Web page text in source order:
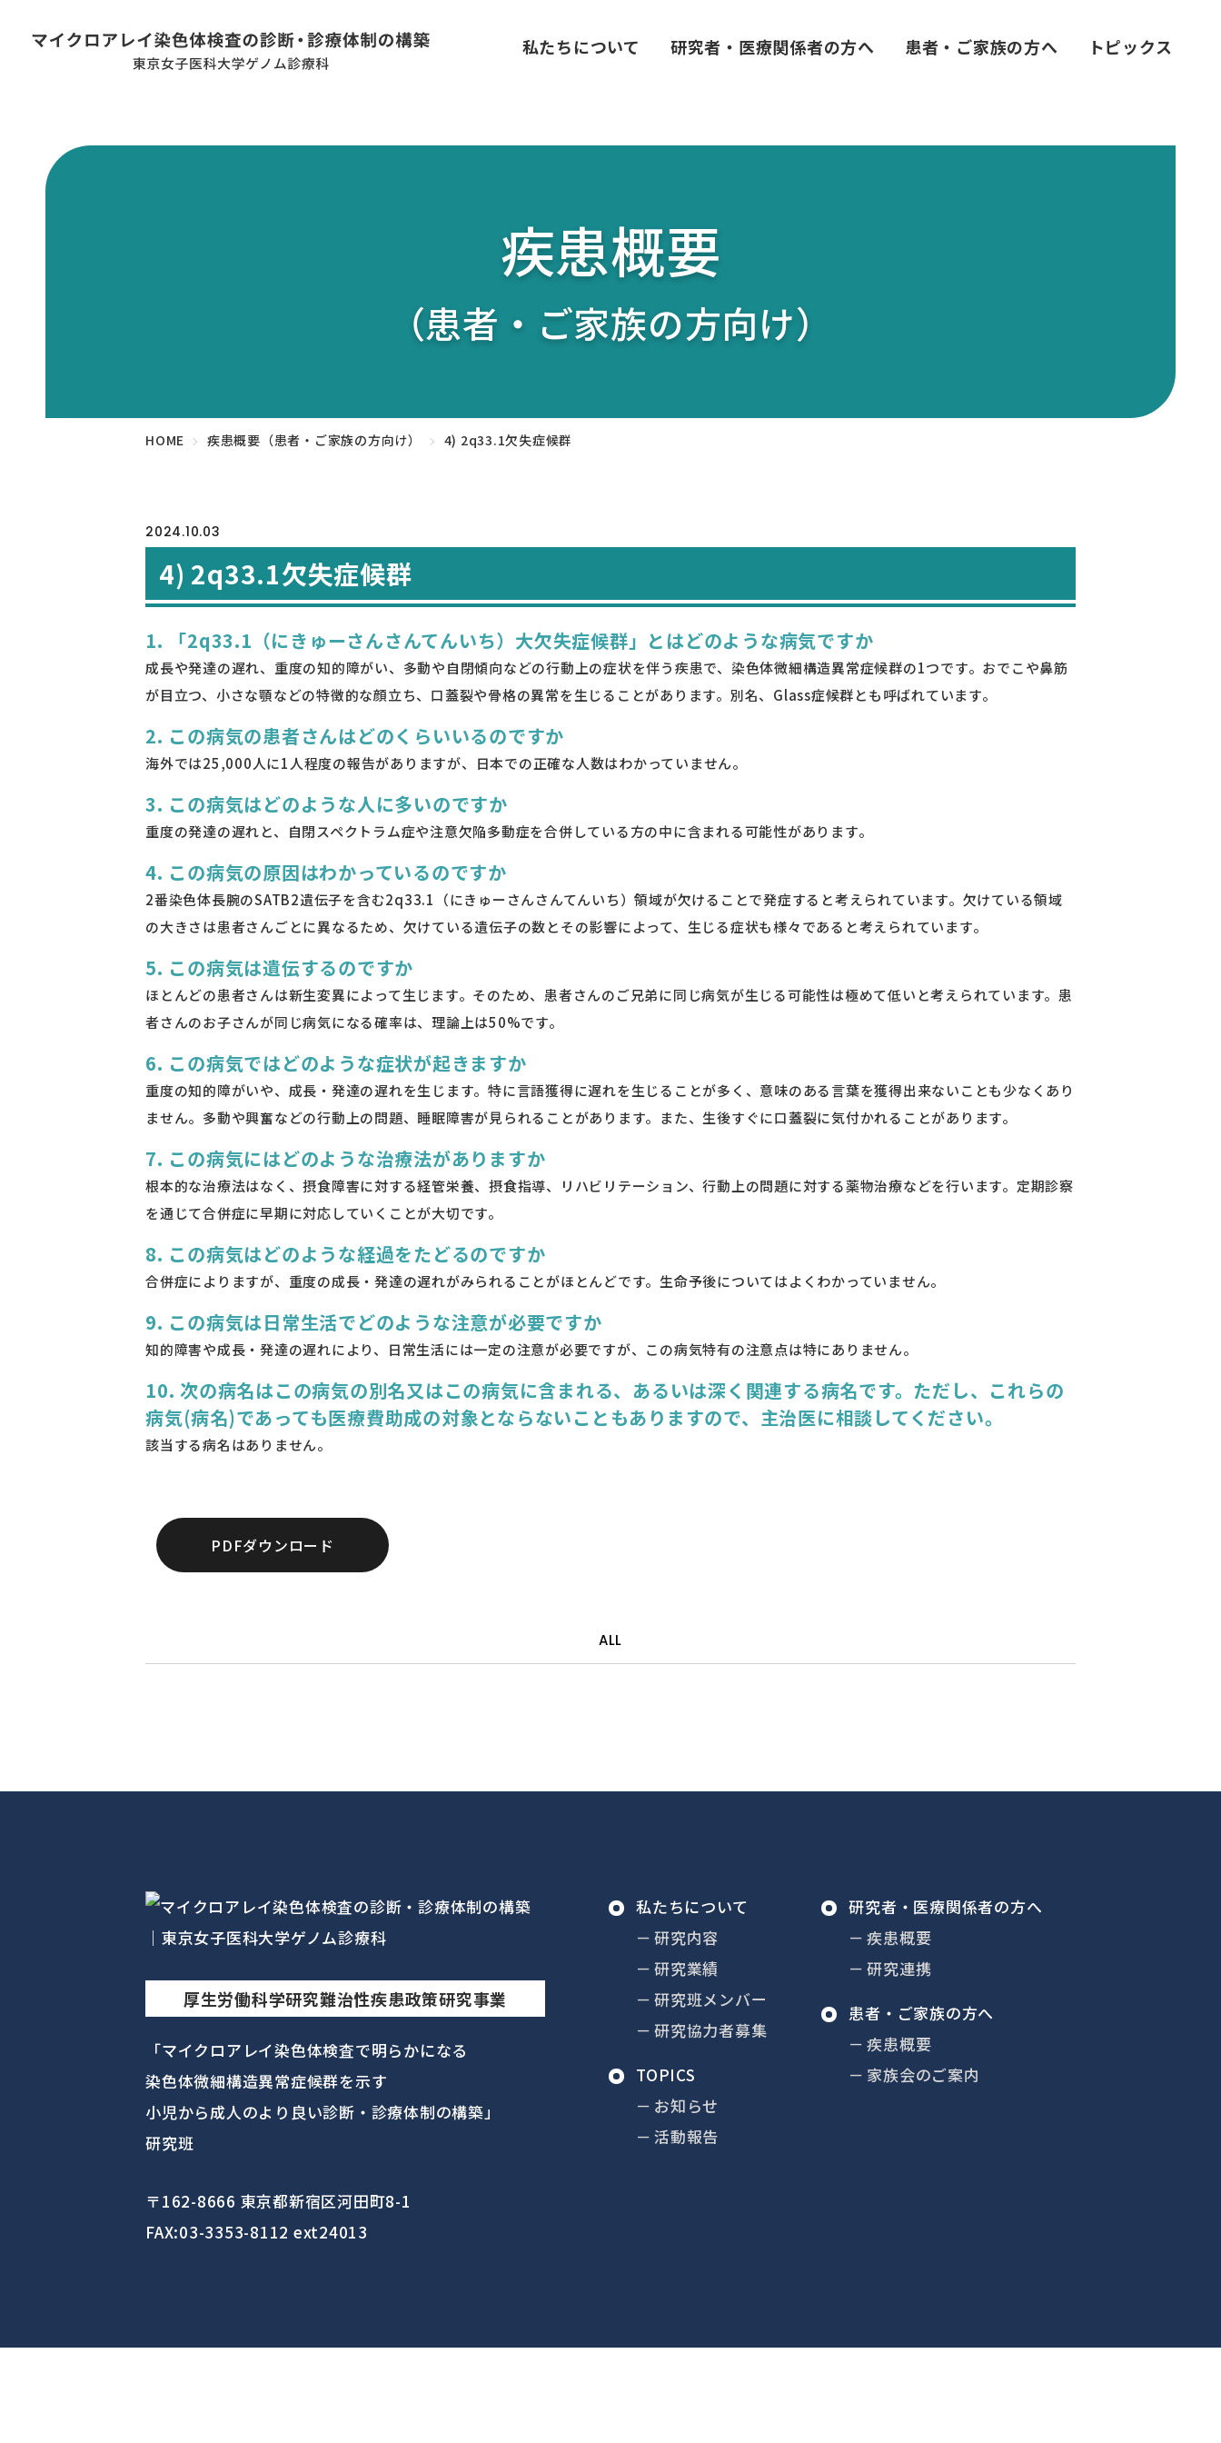
私たちについて 研究者・医療関係者の方へ 患者・ご家族の方へ トピックス
疾患概要
（患者・ご家族の方向け）
HOME 疾患概要（患者・ご家族の方向け） 4) 2q33.1欠失症候群
2024.10.03
4) 2q33.1欠失症候群
1. 「2q33.1（にきゅーさんさんてんいち）大欠失症候群」とはどのような病気ですか
成長や発達の遅れ、重度の知的障がい、多動や自閉傾向などの行動上の症状を伴う疾患で、染色体微細構造異常症候群の1つです。おでこや鼻筋
が目立つ、小さな顎などの特徴的な顔立ち、口蓋裂や骨格の異常を生じることがあります。別名、Glass症候群とも呼ばれています。
2. この病気の患者さんはどのくらいいるのですか
海外では25,000人に1人程度の報告がありますが、日本での正確な人数はわかっていません。
3. この病気はどのような人に多いのですか
重度の発達の遅れと、自閉スペクトラム症や注意欠陥多動症を合併している方の中に含まれる可能性があります。
4. この病気の原因はわかっているのですか
2番染色体長腕のSATB2遺伝子を含む2q33.1（にきゅーさんさんてんいち）領域が欠けることで発症すると考えられています。欠けている領域
の大きさは患者さんごとに異なるため、欠けている遺伝子の数とその影響によって、生じる症状も様々であると考えられています。
5. この病気は遺伝するのですか
ほとんどの患者さんは新生変異によって生じます。そのため、患者さんのご兄弟に同じ病気が生じる可能性は極めて低いと考えられています。患
者さんのお子さんが同じ病気になる確率は、理論上は50%です。
6. この病気ではどのような症状が起きますか
重度の知的障がいや、成長・発達の遅れを生じます。特に言語獲得に遅れを生じることが多く、意味のある言葉を獲得出来ないことも少なくあり
ません。多動や興奮などの行動上の問題、睡眠障害が見られることがあります。また、生後すぐに口蓋裂に気付かれることがあります。
7. この病気にはどのような治療法がありますか
根本的な治療法はなく、摂食障害に対する経管栄養、摂食指導、リハビリテーション、行動上の問題に対する薬物治療などを行います。定期診察
を通じて合併症に早期に対応していくことが大切です。
8. この病気はどのような経過をたどるのですか
合併症によりますが、重度の成長・発達の遅れがみられることがほとんどです。生命予後についてはよくわかっていません。
9. この病気は日常生活でどのような注意が必要ですか
知的障害や成長・発達の遅れにより、日常生活には一定の注意が必要ですが、この病気特有の注意点は特にありません。
10. 次の病名はこの病気の別名又はこの病気に含まれる、あるいは深く関連する病名です。ただし、これらの
病気(病名)であっても医療費助成の対象とならないこともありますので、主治医に相談してください。
該当する病名はありません。
PDFダウンロード
ALL
厚生労働科学研究難治性疾患政策研究事業
「マイクロアレイ染色体検査で明らかになる
染色体微細構造異常症候群を示す
小児から成人のより良い診断・診療体制の構築」
研究班
〒162-8666 東京都新宿区河田町8-1
FAX:03-3353-8112 ext24013
私たちについて
研究内容
研究業績
研究班メンバー
研究協力者募集
TOPICS
お知らせ
活動報告
研究者・ 医療関係者の方へ
疾患概要
研究連携
患者・ご家族の方へ
疾患概要
家族会のご案内